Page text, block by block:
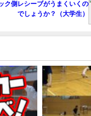
側レシーブがうまくいくの
でしょうか？（大学生）